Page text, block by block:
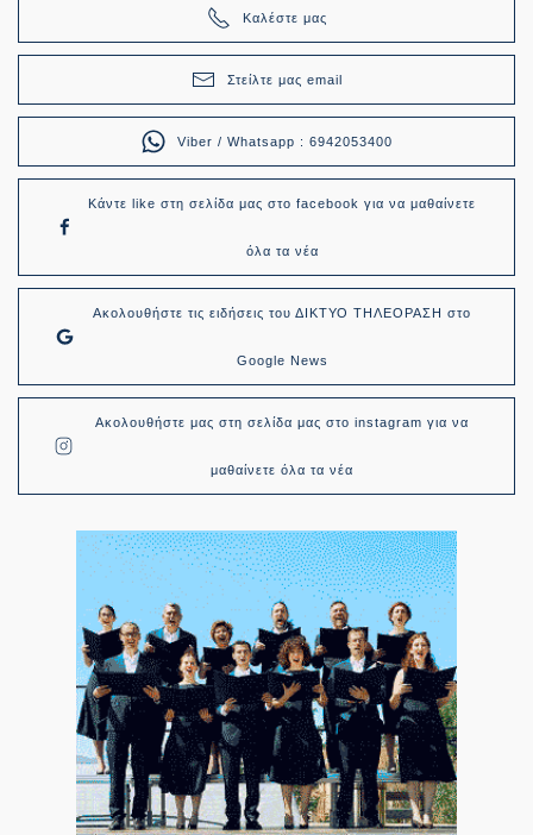
Καλέστε μας
Στείλτε μας email
Viber / Whatsapp : 6942053400
Κάντε like στη σελίδα μας στο facebook για να μαθαίνετε
όλα τα νέα
Ακολουθήστε τις ειδήσεις του ΔΙΚΤΥΟ ΤΗΛΕΟΡΑΣΗ στο
Google News
Ακολουθήστε μας στη σελίδα μας στο instagram για να
μαθαίνετε όλα τα νέα